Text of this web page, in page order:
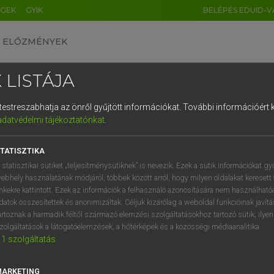
GYIK BELÉPÉS EDUID-
ELŐZMÉNYEK
nagyszótár
VAN ELŐFIZETÉSED?
megtekintéséhez.
LISTÁJA
az önről gyűjtött információkat. További információért
tájékoztatónkat.
statisztikai sütiket „teljesítménysütiknek” is nevezik. Ezek a sütik információkat
használatának módjáról, többek között arról, hogy milyen oldalakat keresett
kattintott. Ezek az információk a felhasználó azonosítására nem
összesítettek és anonimizáltak. Céljuk kizárólag a weboldal funkcióinak
a harmadik féltől származó elemzési szolgáltatásokhoz tartozó sütik;
a látogatóelemzések, a hőtérképek és a közösségi médiaanalitika.
1 szolgáltatás
DE CN FR ES IT NL
1 2 3 4 5 6 7 8 9
q w e r t z u i
a s d f g h j k l é
í y x c v b n m , .